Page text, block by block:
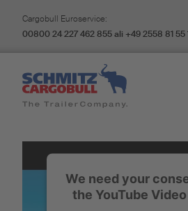
Cargobull Euroservice:
00800 24 227 462 855 ali +49 2558 81 55
We need your
the YouTube